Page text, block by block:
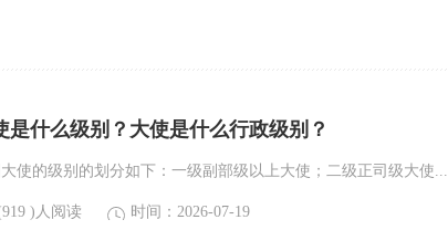
是什么级别？大使是什么行政级别？
使的级别的划分如下：一级副部级以上大使；二级正司级大使...
)人阅读 时间：2026-07-19